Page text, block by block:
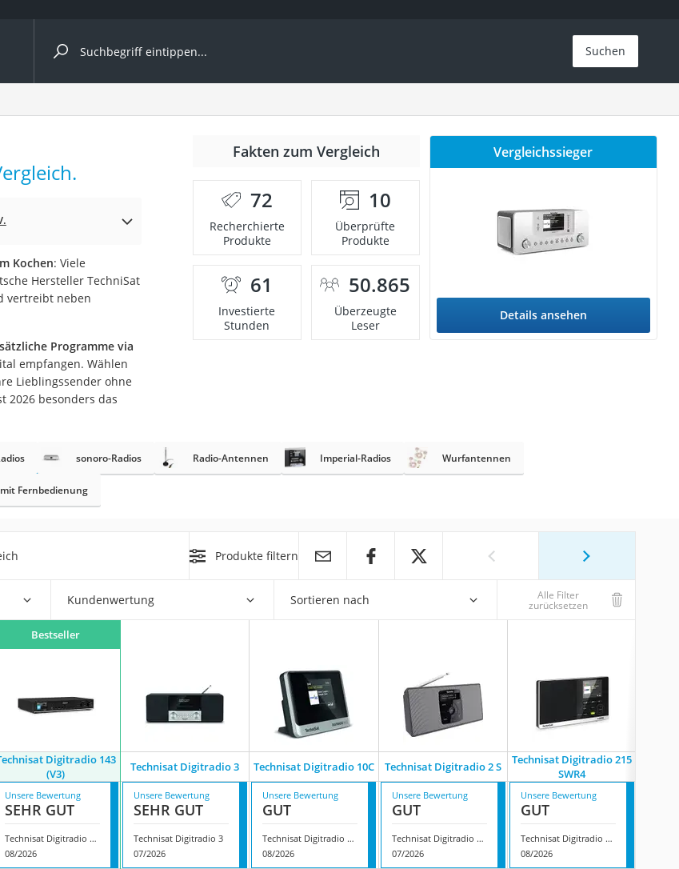
nach Kategorie
Suchen
Kochen: Viele
Hersteller TechniSat
vertreibt neben
Programme via
empfangen. Wählen
Lieblingssender ohne
2026 besonders das
Fakten zum Vergleich
72
Recherchierte
Produkte
10
Überprüfte
Produkte
61
Investierte
Stunden
50.865
Überzeugte
Leser
Vergleichssieger
Details ansehen
sonoro-Radios Radio-Antennen Imperial-Radios Wurfantennen
Fernbedienung
Produkte filtern
Kundenwertung Sortieren nach Alle Filter
zurücksetzen
Bestseller
Digitradio 143
(V3)
Technisat Digitradio 3 Technisat Digitradio 10C Technisat Digitradio 2 S
Technisat Digitradio 215
SWR4
Unsere Bewertung
SEHR GUT
Technisat Digitradio 143 (V3)
08/2026
Unsere Bewertung
SEHR GUT
Technisat Digitradio 3
07/2026
Unsere Bewertung
GUT
Technisat Digitradio 10C
08/2026
Unsere Bewertung
GUT
Technisat Digitradio 2 S
07/2026
Unsere Bewertung
GUT
Technisat Digitradio 215 SWR4
08/2026